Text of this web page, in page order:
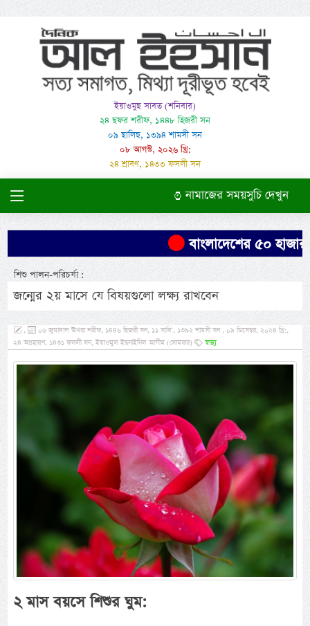
ইয়াওমুছ সাবত (শনিবার)
২৪ ছফর শরীফ, ১৪৪৮ হিজরী সন
০৯ ছালিছ, ১৩৯৪ শামসী সন
০৮ আগস্ট, ২০২৬ খ্রি:
২৪ শ্রাবণ, ১৪৩৩ ফসলী সন
নামাজের সময়সুচি দেখুন
বাংলাদেশের ৫০ হাজার
শিশু পালন-পরিচর্যা :
জন্মের ২য় মাসে যে বিষয়গুলো লক্ষ্য রাখবেন
,
০৬ জুমাদাল ঊখরা শরীফ, ১৪৪৬ হিজরী সন, ১১ সাবি’, ১৩৯২ শামসী সন , ০৯ ডিসেম্বর, ২০২৪ খ্রি:,
২৪ অগ্রহায়ণ, ১৪৩১ ফসলী সন, ইয়াওমুল ইছনাইনিল আযীম (সোমবার)
স্বাস্থ্য
২ মাস বয়সে শিশুর ঘুম: